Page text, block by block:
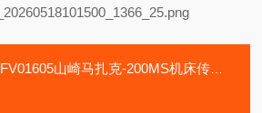
山崎马扎克-200MS机床传动TBI丝杠DFV01510